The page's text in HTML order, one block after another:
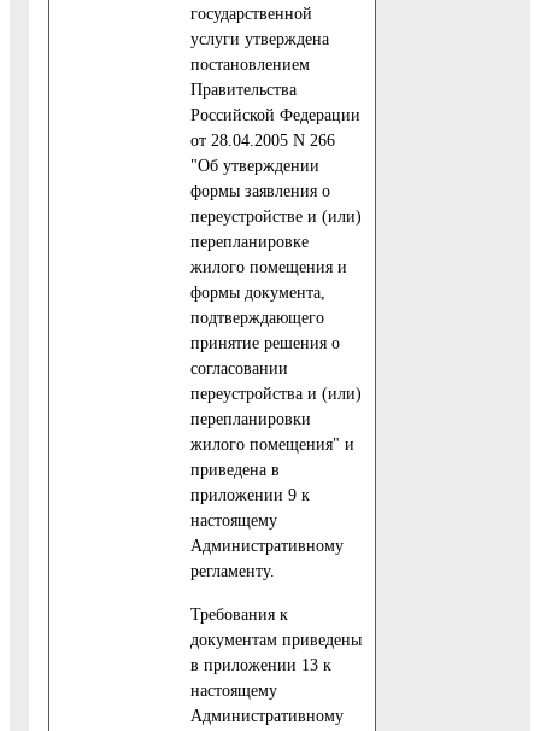
государственной
услуги утверждена
постановлением
Правительства
Российской Федерации
от 28.04.2005 N 266
"Об утверждении
формы заявления о
переустройстве и (или)
перепланировке
жилого помещения и
формы документа,
подтверждающего
принятие решения о
согласовании
переустройства и (или)
перепланировки
жилого помещения" и
приведена в
приложении 9 к
настоящему
Административному
регламенту.
Требования к
документам приведены
в приложении 13 к
настоящему
Административному